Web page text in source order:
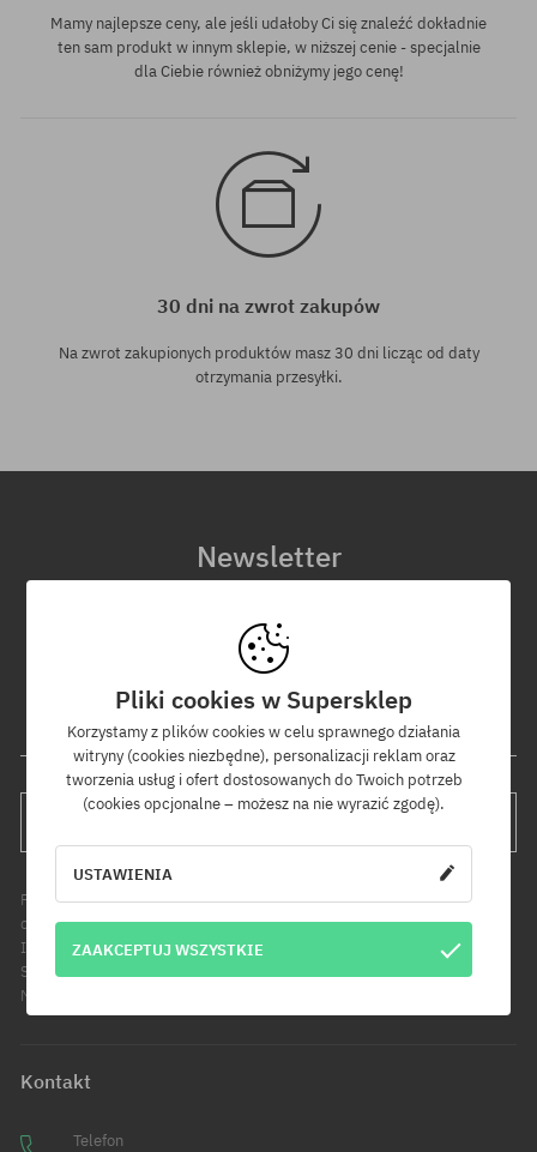
Mamy najlepsze ceny, ale jeśli udałoby Ci się znaleźć dokładnie
ten sam produkt w innym sklepie, w niższej cenie - specjalnie
dla Ciebie również obniżymy jego cenę!
30 dni na zwrot zakupów
Na zwrot zakupionych produktów masz 30 dni licząc od daty
otrzymania przesyłki.
Newsletter
nowościach i promocjach!
Dodatkowo otrzymasz kod rabatowy -5% na całe zamówienie!
Twój adres e-mail
Podanie adresu e-mail jest jednoznaczne z wyrażeniem zgody na
otrzymywanie informacji handlowych pod wskazany adres e-mail.
Informujemy, że administratorem Twoich danych osobowych jest Cool
Sport Distribution sp. z o.o. z siedzibą przy ul. Handlowców 2 w
Modlniczce. Dowiedz się więcej o przetwarzaniu Twoich danych.
Kontakt
Telefon
Pliki cookies w Supersklep
Korzystamy z plików cookies w celu sprawnego działania
witryny (cookies niezbędne), personalizacji reklam oraz
tworzenia usług i ofert dostosowanych do Twoich potrzeb
(cookies opcjonalne – możesz na nie wyrazić zgodę).
USTAWIENIA
ZAAKCEPTUJ WSZYSTKIE